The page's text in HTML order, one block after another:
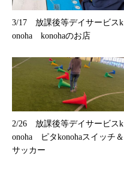
3/17 放課後等デイサービスk
onoha konohaのお店
2/26 放課後等デイサービスk
onoha ピタkonohaスイッチ＆
サッカー